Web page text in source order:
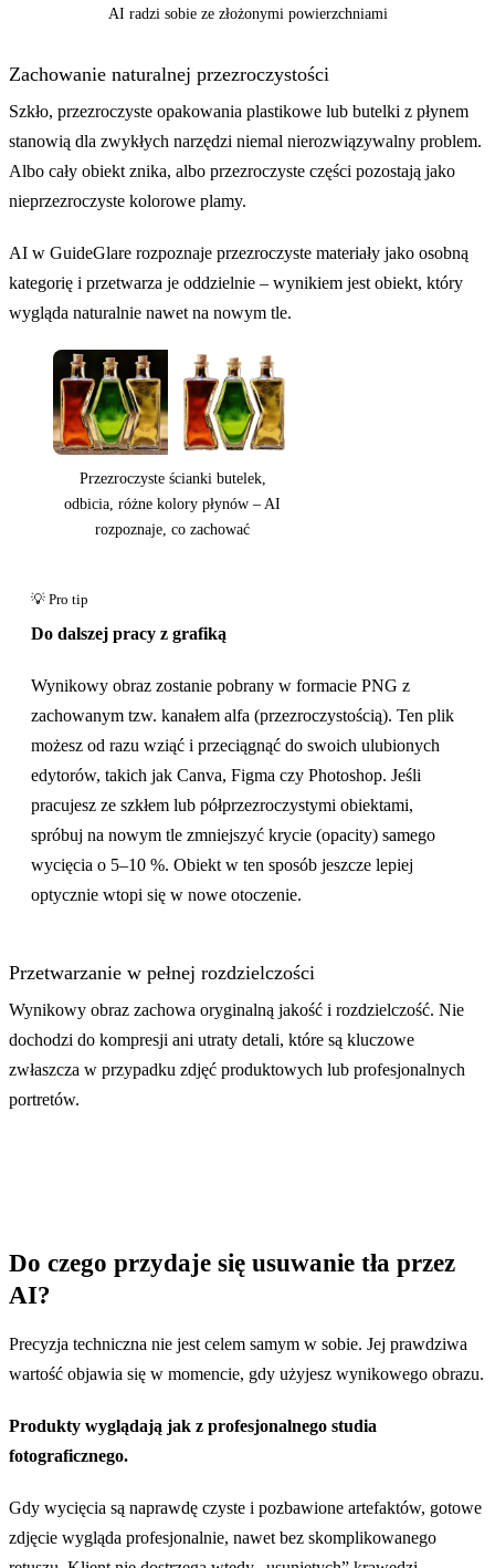
Przed
AI radzi sobie ze złożonymi powierzchniami
Zachowanie naturalnej przezroczystości
Szkło, przezroczyste opakowania plastikowe lub butelki z płynem
stanowią dla zwykłych narzędzi niemal nierozwiązywalny problem.
Albo cały obiekt znika, albo przezroczyste części pozostają jako
nieprzezroczyste kolorowe plamy.
AI w GuideGlare rozpoznaje przezroczyste materiały jako osobną
kategorię i przetwarza je oddzielnie – wynikiem jest obiekt, który
wygląda naturalnie nawet na nowym tle.
Przezroczyste ścianki butelek,
odbicia, różne kolory płynów – AI
rozpoznaje, co zachować
Do dalszej pracy z grafiką
Wynikowy obraz zostanie pobrany w formacie PNG z
zachowanym tzw. kanałem alfa (przezroczystością). Ten plik
możesz od razu wziąć i przeciągnąć do swoich ulubionych
edytorów, takich jak Canva, Figma czy Photoshop. Jeśli
pracujesz ze szkłem lub półprzezroczystymi obiektami,
spróbuj na nowym tle zmniejszyć krycie (opacity) samego
wycięcia o 5–10 %. Obiekt w ten sposób jeszcze lepiej
optycznie wtopi się w nowe otoczenie.
Przetwarzanie w pełnej rozdzielczości
Wynikowy obraz zachowa oryginalną jakość i rozdzielczość. Nie
dochodzi do kompresji ani utraty detali, które są kluczowe
zwłaszcza w przypadku zdjęć produktowych lub profesjonalnych
portretów.
Do czego przydaje się usuwanie tła przez
AI?
Precyzja techniczna nie jest celem samym w sobie. Jej prawdziwa
wartość objawia się w momencie, gdy użyjesz wynikowego obrazu.
Produkty wyglądają jak z profesjonalnego studia
fotograficznego.
Gdy wycięcia są naprawdę czyste i pozbawione artefaktów, gotowe
zdjęcie wygląda profesjonalnie, nawet bez skomplikowanego